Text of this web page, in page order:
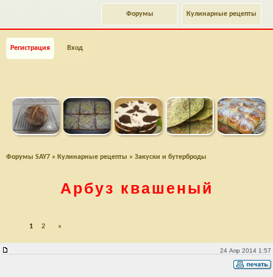
Кулинарные рецепты
Форумы
Регистрация Вход
Форумы SAY7 » Кулинарные рецепты » Закуски и бутерброды
Арбуз квашеный
1 2 »
24 Апр 2014 1:57